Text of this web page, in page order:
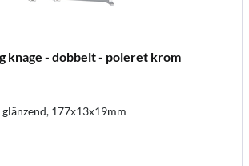
knage - dobbelt - poleret krom
177x13x19mm